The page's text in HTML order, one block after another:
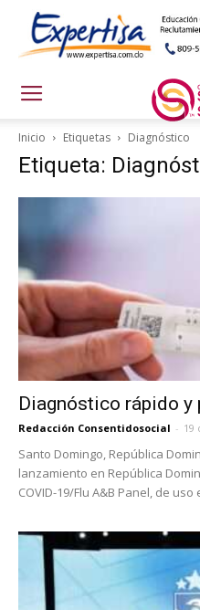
Inicio Etiquetas Diagnóstico
Etiqueta:
Diagnóstico rápido
Redacción Consentidosocial - 19
Santo Domingo, República
lanzamiento en República
COVID-19/Flu A&B Panel, de uso